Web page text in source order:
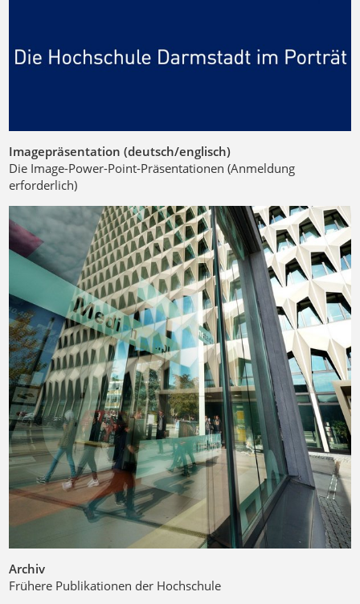
Imagepräsentation (deutsch/englisch)
Die Image-Power-Point-Präsentationen (Anmeldung
erforderlich)
Archiv
Frühere Publikationen der Hochschule